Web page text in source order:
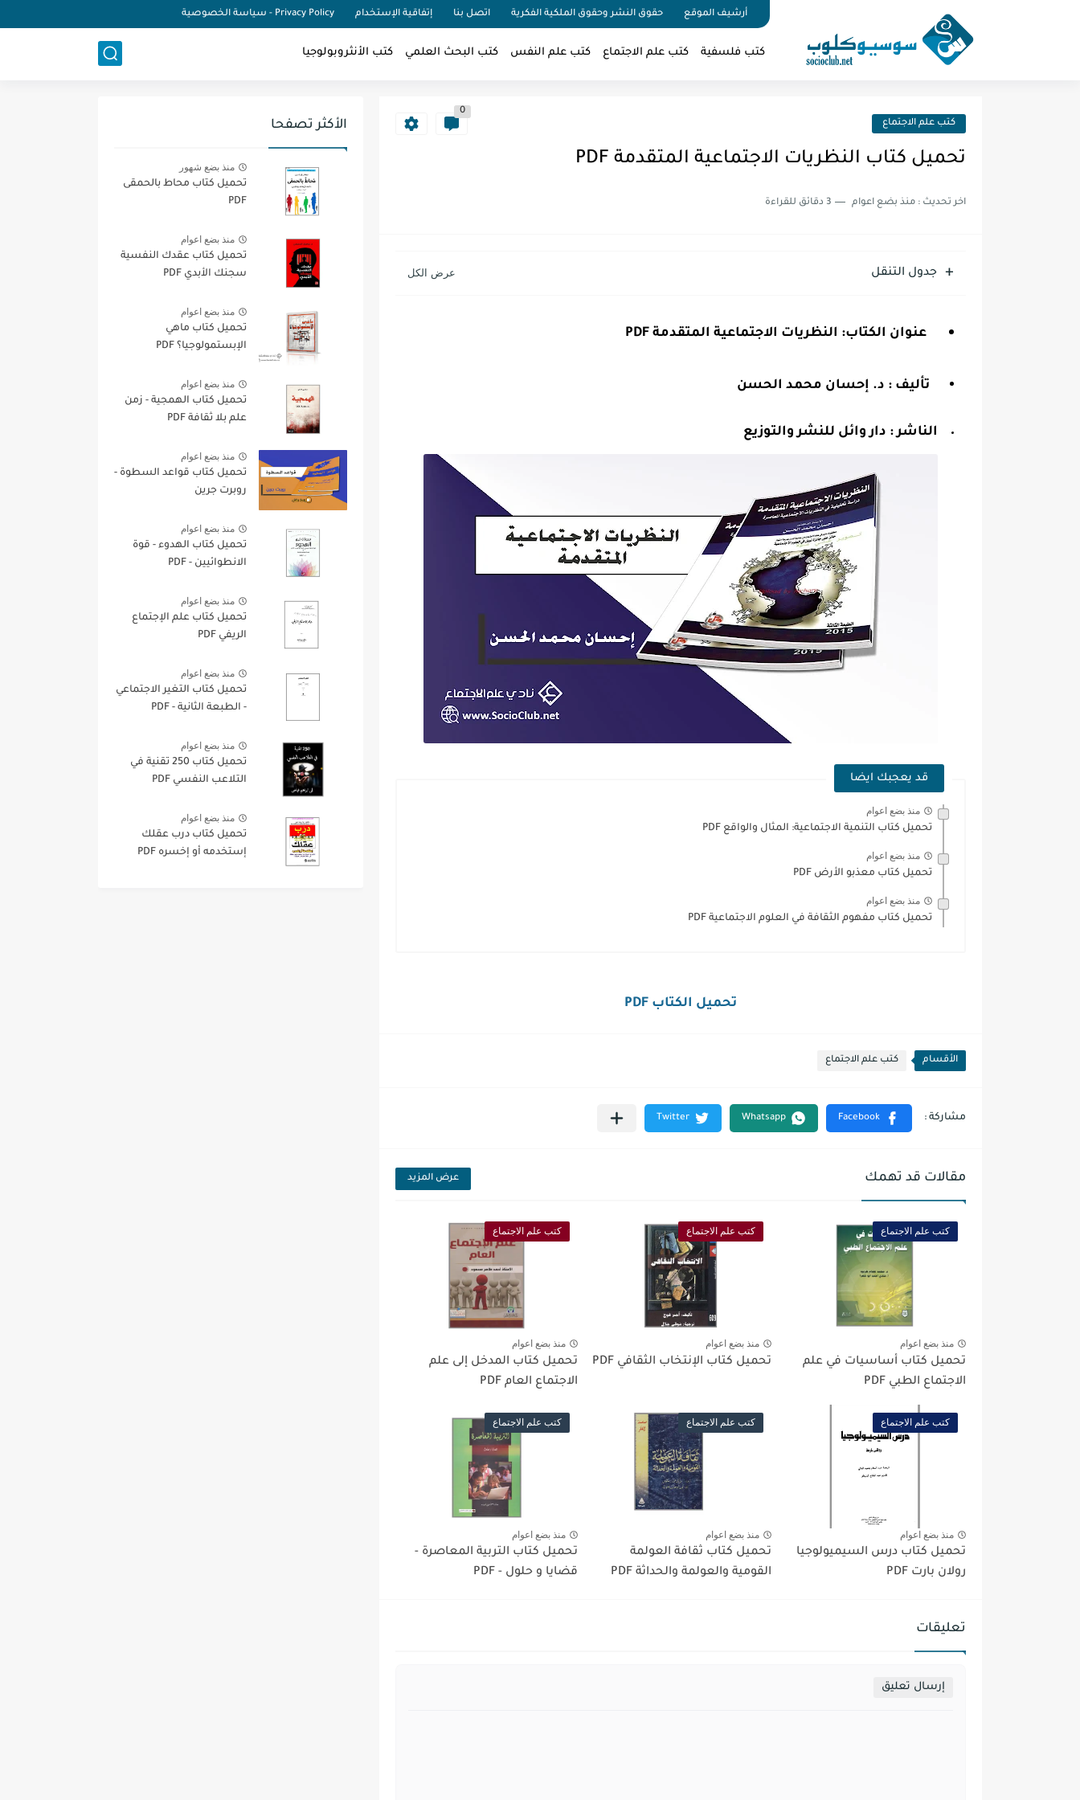
أرشيف الموقع حقوق النشر وحقوق الملكية الفكرية اتصل بنا إتفاقية الإستخدام Privacy Policy - سياسة الخصوصية
كتب فلسفية كتب علم الاجتماع كتب علم النفس كتب البحث العلمي كتب الأنثروبولوجيا
كتب علم الاجتماع
0
تحميل كتاب النظريات الاجتماعية المتقدمة PDF
اخر تحديث : منذ بضع اعوام 3 دقائق للقراءة
جدول التنقل
عنوان الكتاب: النظريات الاجتماعية المتقدمة PDF
تأليف : د. إحسان محمد الحسن
الناشر : دار وائل للنشر والتوزيع
قد يعجبك ايضا
منذ بضع اعوام
تحميل كتاب التنمية الاجتماعية: المثال والواقع PDF
منذ بضع اعوام
تحميل كتاب معذبو الأرض PDF
منذ بضع اعوام
تحميل كتاب مفهوم الثقافة في العلوم الاجتماعية PDF
تحميل الكتاب PDF
الأقسام كتب علم الاجتماع
مقالات قد تهمك عرض المزيد
كتب علم الاجتماع
منذ بضع اعوام
تحميل كتاب أساسيات في علم
الاجتماع الطبي PDF
كتب علم الاجتماع
منذ بضع اعوام
تحميل كتاب الإنتخاب الثقافي PDF
كتب علم الاجتماع
منذ بضع اعوام
تحميل كتاب المدخل إلى علم
الاجتماع العام PDF
كتب علم الاجتماع
منذ بضع اعوام
تحميل كتاب درس السيميولوجيا
رولان بارت PDF
كتب علم الاجتماع
منذ بضع اعوام
تحميل كتاب ثقافة العولمة
القومية والعولمة والحداثة PDF
كتب علم الاجتماع
منذ بضع اعوام
تحميل كتاب التربية المعاصرة -
قضايا و حلول - PDF
تعليقات
إرسال تعليق
الأكثر تصفحا
منذ بضع شهور
تحميل كتاب محاط بالحمقى
PDF
منذ بضع اعوام
تحميل كتاب عقدك النفسية
سجنك الأبدي PDF
منذ بضع اعوام
تحميل كتاب ماهي
الإبستمولوجيا؟ PDF
منذ بضع اعوام
تحميل كتاب الهمجية - زمن
علم بلا ثقافة PDF
منذ بضع اعوام
تحميل كتاب قواعد السطوة -
روبرت جرين
منذ بضع اعوام
تحميل كتاب الهدوء - قوة
الانطوائيين - PDF
منذ بضع اعوام
تحميل كتاب علم الإجتماع
الريفي PDF
منذ بضع اعوام
تحميل كتاب التغير الاجتماعي
- الطبعة الثانية - PDF
منذ بضع اعوام
تحميل كتاب 250 تقنية في
التلاعب النفسي PDF
منذ بضع اعوام
تحميل كتاب درب عقلك
إستخدمه أو إخسره PDF